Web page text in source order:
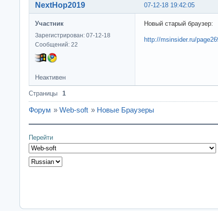
07-12-18 19:42:05
NextHop2019
Участник
Зарегистрирован: 07-12-18
Сообщений: 22
Новый старый браузер:
http://msinsider.ru/
Неактивен
Страницы 1
Форум » Web-soft » Новые Браузеры
Перейти